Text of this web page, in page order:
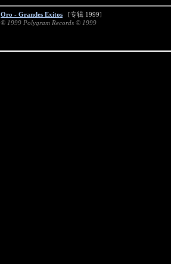
Oro - Grandes Exitos [专辑 1999]
® 1999 Polygram Records © 1999